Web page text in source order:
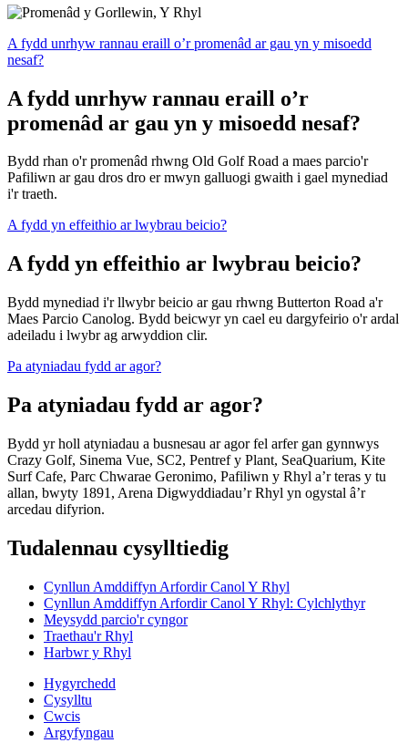
A fydd unrhyw rannau eraill o’r promenâd ar gau yn y misoedd
nesaf?
A fydd unrhyw rannau eraill o’r
promenâd ar gau yn y misoedd nesaf?
Bydd rhan o'r promenâd rhwng Old Golf Road a maes parcio'r
Pafiliwn ar gau dros dro er mwyn galluogi gwaith i gael mynediad
i'r traeth.
A fydd yn effeithio ar lwybrau beicio?
A fydd yn effeithio ar lwybrau beicio?
Bydd mynediad i'r llwybr beicio ar gau rhwng Butterton Road a'r
Maes Parcio Canolog. Bydd beicwyr yn cael eu dargyfeirio o'r ardal
adeiladu i lwybr ag arwyddion clir.
Pa atyniadau fydd ar agor?
Pa atyniadau fydd ar agor?
Bydd yr holl atyniadau a busnesau ar agor fel arfer gan gynnwys
Crazy Golf, Sinema Vue, SC2, Pentref y Plant, SeaQuarium, Kite
Surf Cafe, Parc Chwarae Geronimo, Pafiliwn y Rhyl a’r teras y tu
allan, bwyty 1891, Arena Digwyddiadau’r Rhyl yn ogystal â’r
arcedau difyrion.
Tudalennau cysylltiedig
Cynllun Amddiffyn Arfordir Canol Y Rhyl
Cynllun Amddiffyn Arfordir Canol Y Rhyl: Cylchlythyr
Meysydd parcio'r cyngor
Traethau'r Rhyl
Harbwr y Rhyl
Hygyrchedd
Cysylltu
Cwcis
Argyfyngau